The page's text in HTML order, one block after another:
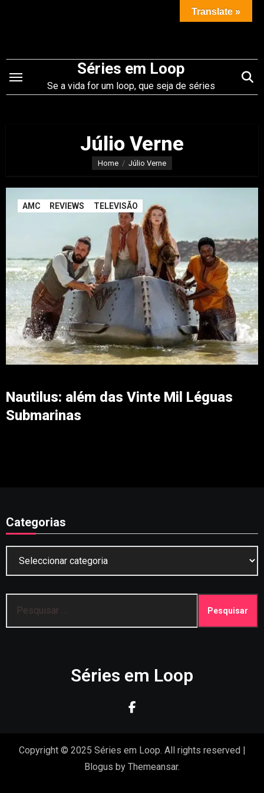
conteúdo
Séries em Loop
Se a vida for um loop, que seja de séries
Júlio Verne
Home Júlio Verne
AMC REVIEWS TELEVISÃO
Nautilus: além das Vinte Mil Léguas
Submarinas
Categorias
por:
Séries em Loop
Copyright © 2025 Séries em Loop. All rights reserved |
Blogus by Themeansar.
Translate »